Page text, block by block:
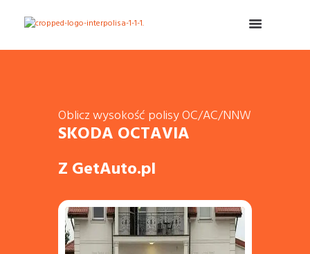
Oblicz wysokość polisy OC/AC/NNW
SKODA OCTAVIA
Z GetAuto.pl